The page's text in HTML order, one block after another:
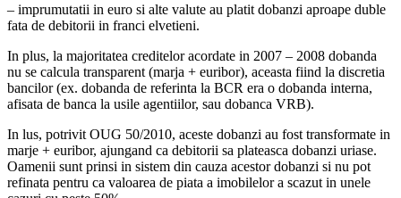
– imprumutatii in euro si alte valute au platit dobanzi aproape duble
fata de debitorii in franci elvetieni.
In plus, la majoritatea creditelor acordate in 2007 – 2008 dobanda
nu se calcula transparent (marja + euribor), aceasta fiind la discretia
bancilor (ex. dobanda de referinta la BCR era o dobanda interna,
afisata de banca la usile agentiilor, sau dobanca VRB).
In lus, potrivit OUG 50/2010, aceste dobanzi au fost transformate in
marje + euribor, ajungand ca debitorii sa plateasca dobanzi uriase.
Oamenii sunt prinsi in sistem din cauza acestor dobanzi si nu pot
refinata pentru ca valoarea de piata a imobilelor a scazut in unele